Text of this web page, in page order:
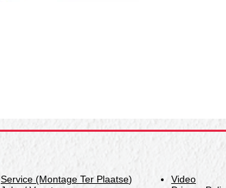
Service (Montage Ter Plaatse)
Video